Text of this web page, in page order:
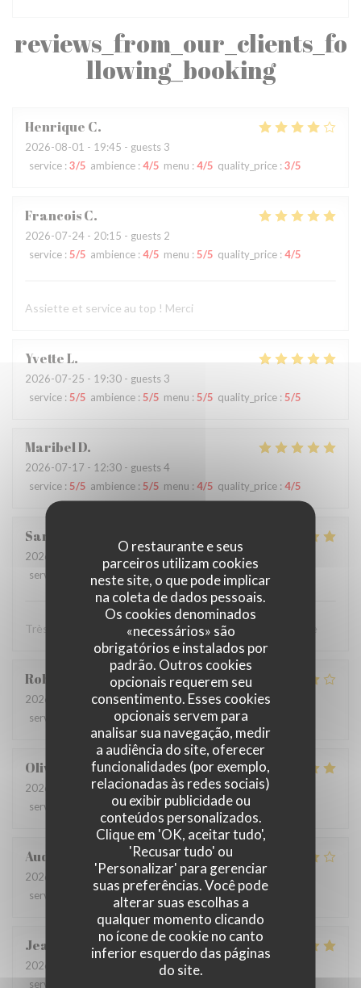
O restaurante e seus
parceiros utilizam cookies
neste site, o que pode implicar
na coleta de dados pessoais.
Os cookies denominados
«necessários» são
obrigatórios e instalados por
padrão. Outros cookies
opcionais requerem seu
consentimento. Esses cookies
opcionais servem para
analisar sua navegação, medir
a audiência do site, oferecer
funcionalidades (por exemplo,
relacionadas às redes sociais)
ou exibir publicidade ou
conteúdos personalizados.
Clique em 'OK, aceitar tudo',
'Recusar tudo' ou
'Personalizar' para gerenciar
suas preferências. Você pode
alterar suas escolhas a
qualquer momento clicando
no ícone de cookie no canto
inferior esquerdo das páginas
do site.
reviews_from_our_clients_fo
llowing_booking
Henrique C
2026-08-01 - 19:45 - guests 3
service : 3/5 ambience : 4/5 menu : 4/5 quality_price : 3/5
FrancoisC
2026-07-24 - 20:15 - guests 2
service : 5/5 ambience : 4/5 menu : 5/5 quality_price : 4/5
Assiette et service au top ! Merci
YvetteL
2026-07-25 - 19:30 - guests 3
service : 5/5 ambience : 5/5 menu : 5/5 quality_price : 5/5
MaribelD
2026-07-17 - 12:30 - guests 4
service : 5/5 ambience : 5/5 menu : 4/5 quality_price : 4/5
Sarah
2026-07-11
- 20:45 - guests 2
service
ambience: /5 quality_price
Très bon restaurant Le service impeccable je recommande
Robin
2026-07-09
- 12:30 - guests 3
service
ambience:4/5 menu:4/5 quality_price
Olivia
2026-06-26
- 12:30 - guests 9
service
ambience: 5/5 menu:5/5 quality_price
Audrey
2026-06-22
- 19:30 - guests 6
service
ambience quality_price
Jean-ClaudeM
2026-06-25
- 12:30 - guests 2
service